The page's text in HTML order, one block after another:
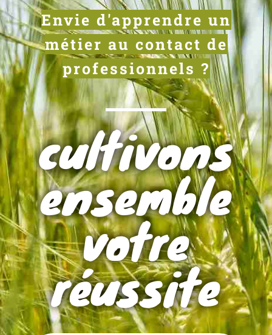
Envie d'apprendre un
métier au contact de
professionnels ?
cultivons
ensemble
votre
réussite